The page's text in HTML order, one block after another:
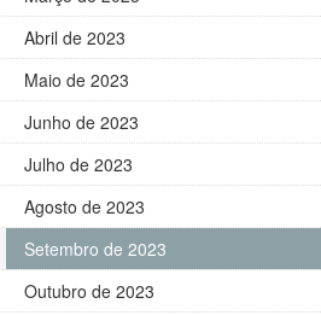
Abril de 2023
Maio de 2023
Junho de 2023
Julho de 2023
Agosto de 2023
Setembro de 2023
Outubro de 2023